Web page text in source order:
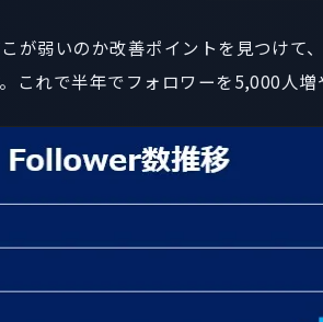
が弱いのか改善ポイントを見つけ
これで半年でフォロワーを5,000人増